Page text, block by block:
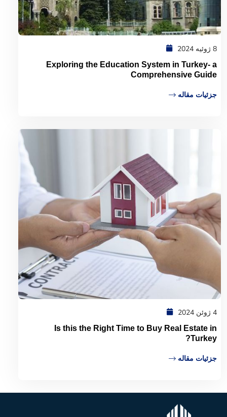
8 ژوئیه 2024
Exploring the Education System in Turkey- a
Comprehensive Guide
جزئیات مقاله
4 ژوئن 2024
Is this the Right Time to Buy Real Estate in
Turkey?
جزئیات مقاله